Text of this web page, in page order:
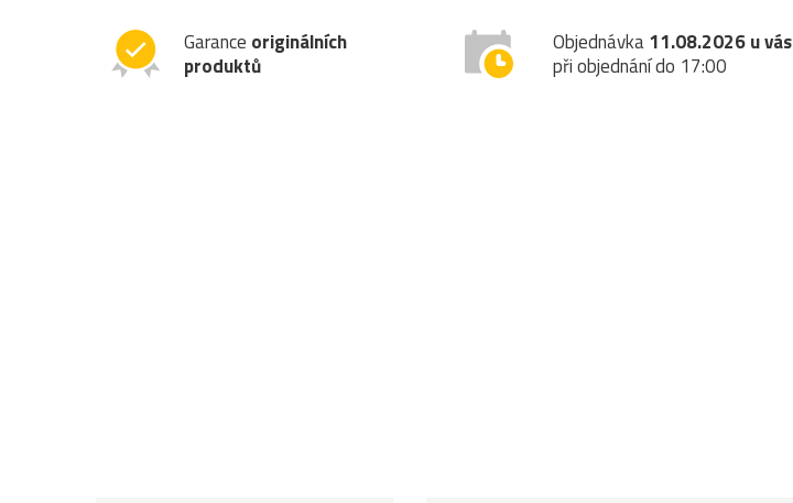
Garance originálních
produktů
Objednávka11.08.2026 u vás
při objednání do 17:00